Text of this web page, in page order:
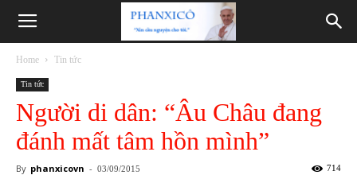
Phanxicô
Home Tin tức
Tin tức
Người di dân: “Âu Châu đang
đánh mất tâm hồn mình”
By phanxicovn - 03/09/2015 714